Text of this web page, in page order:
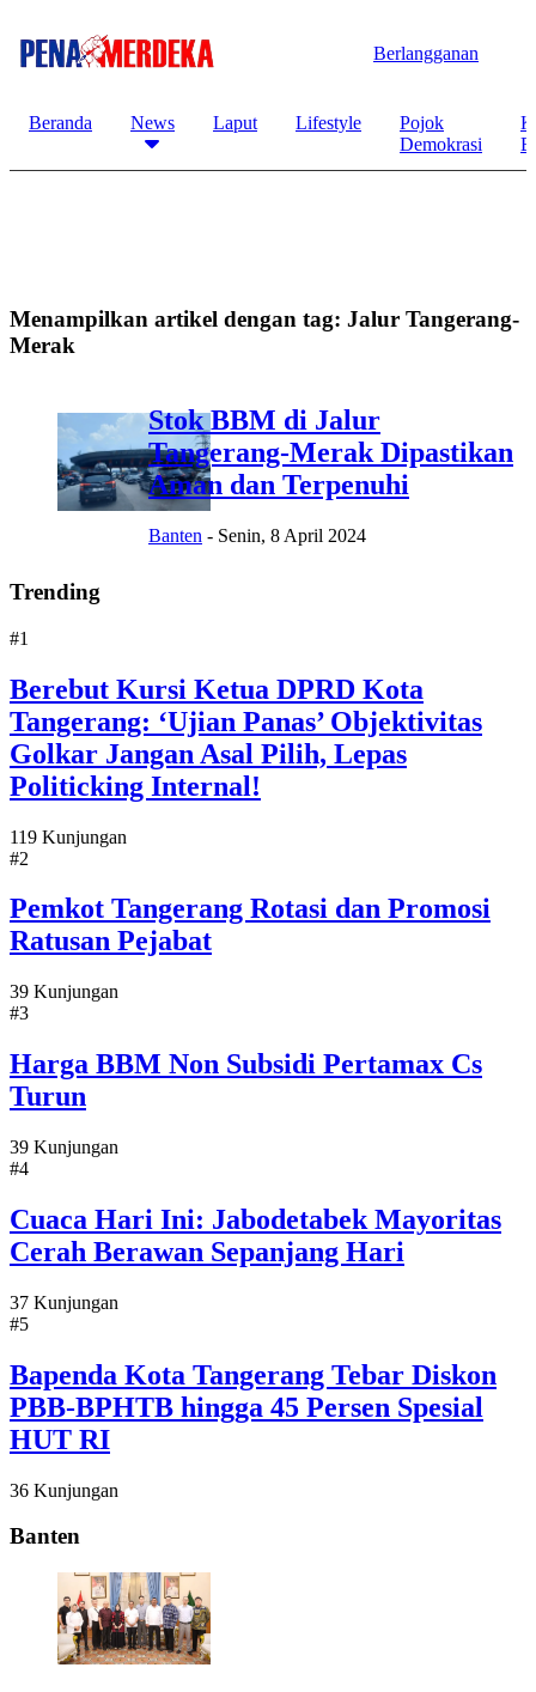
Berlangganan
Beranda News Laput Lifestyle
Pojok
Demokrasi
Menampilkan artikel dengan tag: Jalur Tangerang-
Merak
Stok BBM di Jalur
Tangerang-Merak Dipastikan
Aman dan Terpenuhi
Banten - Senin, 8 April 2024
Trending
#1
Berebut Kursi Ketua DPRD Kota
Tangerang: ‘Ujian Panas’ Objektivitas
Golkar Jangan Asal Pilih, Lepas
Politicking Internal!
119 Kunjungan
#2
Pemkot Tangerang Rotasi dan Promosi
Ratusan Pejabat
39 Kunjungan
#3
Harga BBM Non Subsidi Pertamax Cs
Turun
39 Kunjungan
#4
Cuaca Hari Ini: Jabodetabek Mayoritas
Cerah Berawan Sepanjang Hari
37 Kunjungan
#5
Bapenda Kota Tangerang Tebar Diskon
PBB-BPHTB hingga 45 Persen Spesial
HUT RI
36 Kunjungan
Banten